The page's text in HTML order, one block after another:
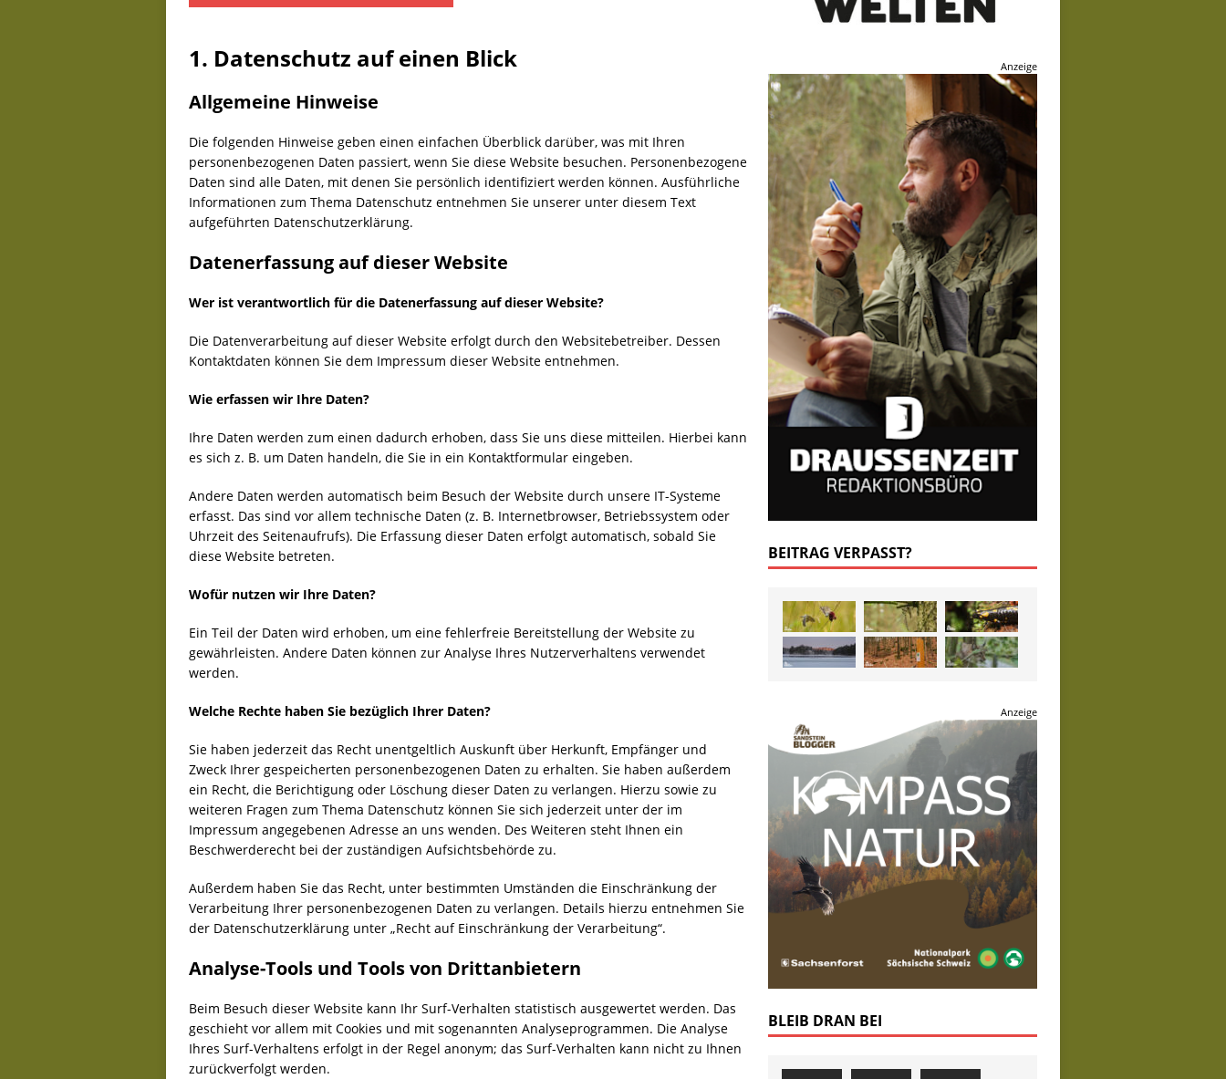
1. Datenschutz auf einen Blick
Allgemeine Hinweise
Die folgenden Hinweise geben einen einfachen Überblick darüber, was mit Ihren
personenbezogenen Daten passiert, wenn Sie diese Website besuchen. Personenbezogene
Daten sind alle Daten, mit denen Sie persönlich identifiziert werden können. Ausführliche
Informationen zum Thema Datenschutz entnehmen Sie unserer unter diesem Text
aufgeführten Datenschutzerklärung.
Datenerfassung auf dieser Website
Wer ist verantwortlich für die Datenerfassung auf dieser Website?
Die Datenverarbeitung auf dieser Website erfolgt durch den Websitebetreiber. Dessen
Kontaktdaten können Sie dem Impressum dieser Website entnehmen.
Wie erfassen wir Ihre Daten?
Ihre Daten werden zum einen dadurch erhoben, dass Sie uns diese mitteilen. Hierbei kann
es sich z. B. um Daten handeln, die Sie in ein Kontaktformular eingeben.
Andere Daten werden automatisch beim Besuch der Website durch unsere IT-Systeme
erfasst. Das sind vor allem technische Daten (z. B. Internetbrowser, Betriebssystem oder
Uhrzeit des Seitenaufrufs). Die Erfassung dieser Daten erfolgt automatisch, sobald Sie
diese Website betreten.
Wofür nutzen wir Ihre Daten?
Ein Teil der Daten wird erhoben, um eine fehlerfreie Bereitstellung der Website zu
gewährleisten. Andere Daten können zur Analyse Ihres Nutzerverhaltens verwendet
werden.
Welche Rechte haben Sie bezüglich Ihrer Daten?
Sie haben jederzeit das Recht unentgeltlich Auskunft über Herkunft, Empfänger und
Zweck Ihrer gespeicherten personenbezogenen Daten zu erhalten. Sie haben außerdem
ein Recht, die Berichtigung oder Löschung dieser Daten zu verlangen. Hierzu sowie zu
weiteren Fragen zum Thema Datenschutz können Sie sich jederzeit unter der im
Impressum angegebenen Adresse an uns wenden. Des Weiteren steht Ihnen ein
Beschwerderecht bei der zuständigen Aufsichtsbehörde zu.
Außerdem haben Sie das Recht, unter bestimmten Umständen die Einschränkung der
Verarbeitung Ihrer personenbezogenen Daten zu verlangen. Details hierzu entnehmen Sie
der Datenschutzerklärung unter „Recht auf Einschränkung der Verarbeitung“.
Analyse-Tools und Tools von Drittanbietern
Beim Besuch dieser Website kann Ihr Surf-Verhalten statistisch ausgewertet werden. Das
geschieht vor allem mit Cookies und mit sogenannten Analyseprogrammen. Die Analyse
Ihres Surf-Verhaltens erfolgt in der Regel anonym; das Surf-Verhalten kann nicht zu Ihnen
zurückverfolgt werden.
Anzeige
BEITRAG VERPASST?
Anzeige
BLEIB DRAN BEI